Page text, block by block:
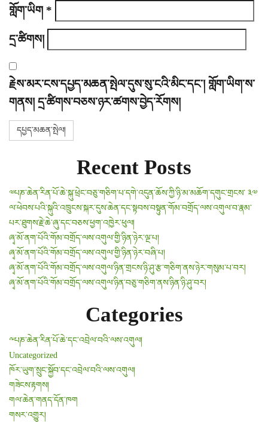
གློག་ཡིག *
དྲ་ཚིགས།
རྗེས་མར་ངས་དཔྱད་མཆན་སྤེལ་དུས་སུ་ངའི་མིང་དང་། གློག་ཡིག་ས་
གནས། དྲ་ཚིགས་བཅས་ཉར་ཚགས་བྱེད་རོགས།
Recent Posts
༧པཎ་ཆེན་རིན་པོ་ཆེ་སྐུ་ཕྲེང་བཅུ་གཅིག་པ་དགེ་འདུན་ཆོས་ཀྱི་ཉི་མ་མཆོག་དགུང་གྲངས་ ༣༧
ལ་ཕེབས་པའི་སྐུའི་འཁྲུངས་སྐར་དུས་ཆེན་དང་སྟབས་བསྟུན་གོམ་བགྲོད་ལས་འགུལ་བ་རྣམ་
པར་ཐུགས་རྗེ་ཆེ་ཞུ་དང་བཅས་ཕྱག་འཁྱེར་ཕུལ།
ཞྭ་མོ་ནག་པོའི་གོམ་བགྲོད་ལས་འགུལ་གྱི་ཉིན་ཉེར་ལྔ་པ།
ཞྭ་མོ་ནག་པོའི་གོམ་བགྲོད་ལས་འགུལ་གྱི་ཉིན་ཉེར་བཞི་པ།
ཞྭ་མོ་ནག་པོའི་གོམ་བགྲོད་ལས་འགུལ་ཉིན་གྲངས་ཉི་ཤུ་རྩ་གཅིག་ནས་ཉེར་གསུམ་པ་བར།
ཞྭ་མོ་ནག་པོའི་གོམ་བགྲོད་ལས་འགུལ་ཉིན་བཅུ་གཅིག་ནས་ཉིན་ཉི་ཤུ་བར།
Categories
༸པཎ་ཆེན་རིན་པོ་ཆེ་དང་འབྲེལ་བའི་ལས་འགུལ།
Uncategorized
ཁོར་ཡུག་སྲུང་སྐྱོབ་དང་འབྲེལ་བའི་ལས་འགུལ།
གཟེངས་རྟགས།
གལ་ཆེན་གནད་དོན་ཁག
གསར་འགྱུར།